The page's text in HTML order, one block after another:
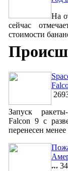
На
сейчас
стоимости
Запуск
Falcon 9 с
перенесен менее